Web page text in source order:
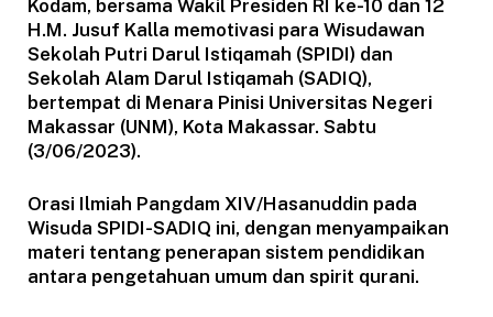
Kodam, bersama Wakil Presiden RI ke-10 dan 12
H.M. Jusuf Kalla memotivasi para Wisudawan
Sekolah Putri Darul Istiqamah (SPIDI) dan
Sekolah Alam Darul Istiqamah (SADIQ),
bertempat di Menara Pinisi Universitas Negeri
Makassar (UNM), Kota Makassar. Sabtu
(3/06/2023).
Orasi Ilmiah Pangdam XIV/Hasanuddin pada
Wisuda SPIDI-SADIQ ini, dengan menyampaikan
materi tentang penerapan sistem pendidikan
antara pengetahuan umum dan spirit qurani.